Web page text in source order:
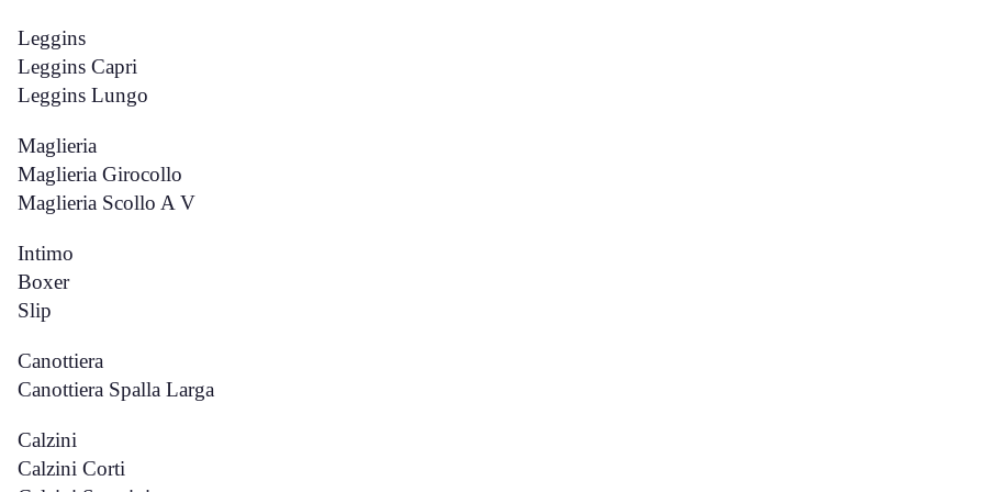
Leggins
Leggins Capri
Leggins Lungo
Maglieria
Maglieria Girocollo
Maglieria Scollo A V
Intimo
Boxer
Slip
Canottiera
Canottiera Spalla Larga
Calzini
Calzini Corti